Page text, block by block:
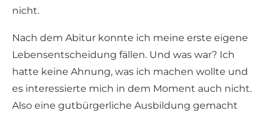
nicht.
Nach dem Abitur konnte ich meine erste eigene
Lebensentscheidung fällen. Und was war? Ich
hatte keine Ahnung, was ich machen wollte und
es interessierte mich in dem Moment auch nicht.
Also eine gutbürgerliche Ausbildung gemacht